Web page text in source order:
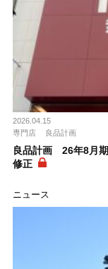
2026.04.15
専門店
良品計画
良品計画 26年8月
修正
ニュース